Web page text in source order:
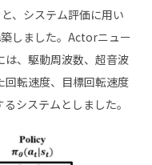
、システム評価に用い
しました。Actorニュー
は、駆動周波数、超音波
回転速度、目標回転速度
システムとしました。